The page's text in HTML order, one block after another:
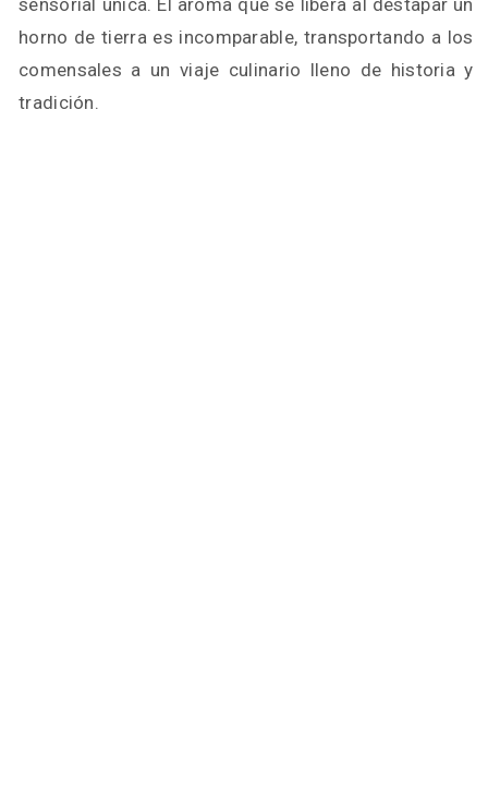
sensorial única. El aroma que se libera al destapar un
horno de tierra es incomparable, transportando a los
comensales a un viaje culinario lleno de historia y
tradición.